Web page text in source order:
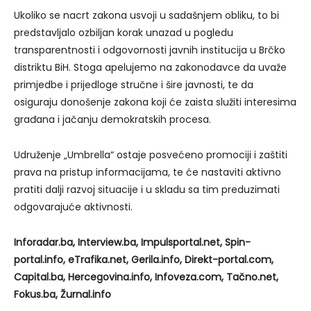
Ukoliko se nacrt zakona usvoji u sadašnjem obliku, to bi
predstavljalo ozbiljan korak unazad u pogledu
transparentnosti i odgovornosti javnih institucija u Brčko
distriktu BiH. Stoga apelujemo na zakonodavce da uvaže
primjedbe i prijedloge stručne i šire javnosti, te da
osiguraju donošenje zakona koji će zaista služiti interesima
građana i jačanju demokratskih procesa.
Udruženje „Umbrella“ ostaje posvećeno promociji i zaštiti
prava na pristup informacijama, te će nastaviti aktivno
pratiti dalji razvoj situacije i u skladu sa tim preduzimati
odgovarajuće aktivnosti.
Inforadar.ba, Interview.ba, Impulsportal.net, Spin-
portal.info, eTrafika.net, Gerila.info, Direkt-portal.com,
Capital.ba, Hercegovina.info, Infoveza.com, Tačno.net,
Fokus.ba, Žurnal.info